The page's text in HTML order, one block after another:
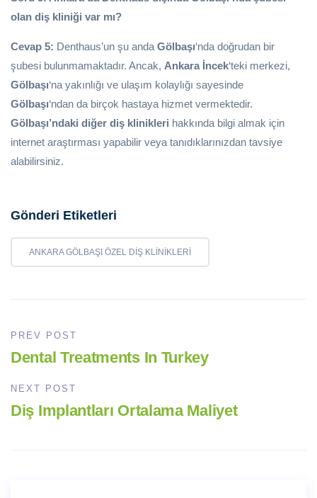
olan diş kliniği var mı?
Cevap 5: Denthaus’un şu anda Gölbaşı‘nda doğrudan bir
şubesi bulunmamaktadır. Ancak, Ankara İncek‘teki merkezi,
Gölbaşı‘na yakınlığı ve ulaşım kolaylığı sayesinde
Gölbaşı‘ndan da birçok hastaya hizmet vermektedir.
Gölbaşı’ndaki diğer diş klinikleri hakkında bilgi almak için
internet araştırması yapabilir veya tanıdıklarınızdan tavsiye
alabilirsiniz.
Gönderi Etiketleri
ANKARA GÖLBAŞI ÖZEL DIŞ KLINIKLERI
PREV POST
Dental Treatments In Turkey
NEXT POST
Diş Implantları Ortalama Maliyet